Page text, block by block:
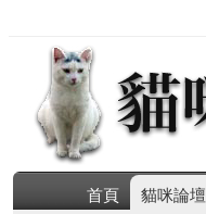
首頁 貓咪論壇